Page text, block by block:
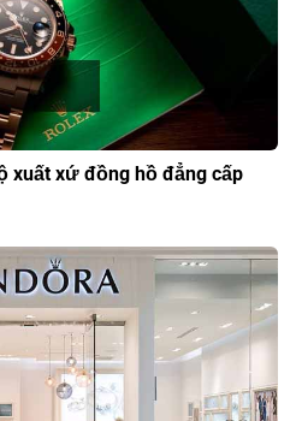
xuất xứ đồng hồ đẳng cấp